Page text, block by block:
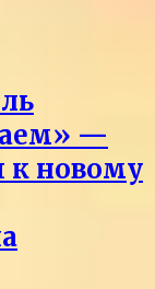
—
к новому